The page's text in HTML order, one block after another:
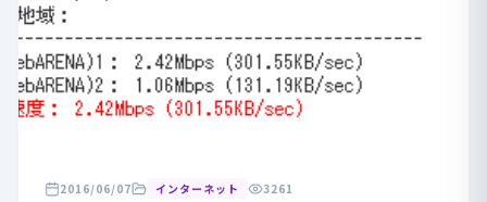
2016/06/07 インターネット 3261